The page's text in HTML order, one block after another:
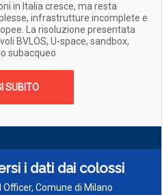
in Italia cresce, ma resta
infrastrutture incomplete e
La risoluzione presentata
BVLOS, U-space, sandbox,
subacqueo
SUBITO
i dati dai colossi
Comune di Milano